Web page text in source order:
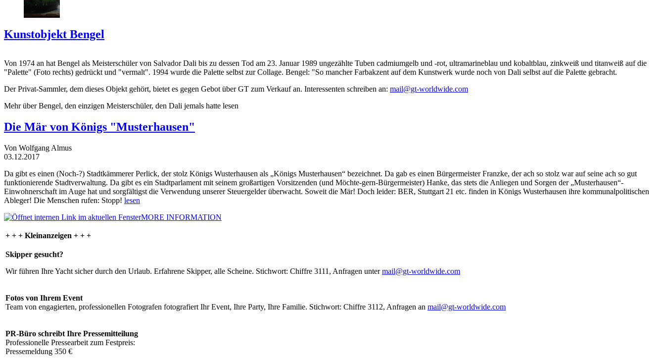
Kunstobjekt Bengel
Von 1974 an hat Bengel als Meisterschüler von Salvador Dali bis zu dessen Tod am 23. Januar 1989 ungezählte Tuben cadmiumgelb und -rot, ultramarineblau und kobaltblau, zinkweiß und titanweiß auf die
"Palette" (Foto rechts) gedrückt und "vermalt". 1994 wurde die Palette selbst zur Collage. Bengel: "So mancher Farbakzent auf dem Kunstwerk wurde noch von Dali selbst auf die Palette gebracht.
Der Privat-Sammler, dem dieses Objekt gehört, bietet es gegen Gebot über GT zum Verkauf an. Interessenten schreiben an: mail@gt-worldwide.com
Mehr über Bengel, den einzigen Meisterschüler, den Dali jemals hatte lesen
Die Mär von Königs "Musterhausen"
Von Wolfgang Almus
03.12.2017
Da gibt es einen (Noch-?) Stadtkämmerer Perlick, der stolz Königs Wusterhausen als „Königs Musterhausen“ bezeichnet. Da gab es einen Bürgermeister Franzke, der ach so stolz war auf seine ach so gut
funktionierende Stadtverwaltung. Da gibt es ein Stadtparlament mit seinem großartigen Vorsitzenden (und Möchte-gern-Bürgermeister) Hanke, das stets die Anliegen und Sorgen der „Musterhausen“-
Einwohnerschaft im Auge hat und sorgfältigst die Verwendung unserer Steuergelder überwacht. Soweit die Mär! Doch leider: BER, Stuttgart 21 etc. finden in Königs Wusterhausen ihre kommunalpolitischen
Ableger! Die Menschen rufen: Stopp! lesen
MORE INFORMATION
+ + + Kleinanzeigen + + +
Skipper gesucht?
Wir führen Ihre Yacht sicher durch den Urlaub. Erfahrene Skipper, alle Scheine. Stichwort: Chiffre 3111, Anfragen untermail@gt-worldwide.com
Fotos von Ihrem Event
Team von engagierten, professionellen Fotografen fotografiert Ihr Event, Ihre Party, Ihre Familie. Stichwort: Chiffre 3112, Anfragen an mail@gt-worldwide.com
PR-Büro schreibt Ihre Pressemitteilung
Professionelle Pressearbeit zum Festpreis:
Pressemeldung 350 €